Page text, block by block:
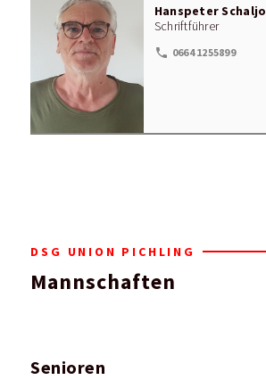
Hanspeter Schaljo
Schriftführer
local_phone 0664 1255899
DSG UNION PICHLING
Mannschaften
Senioren